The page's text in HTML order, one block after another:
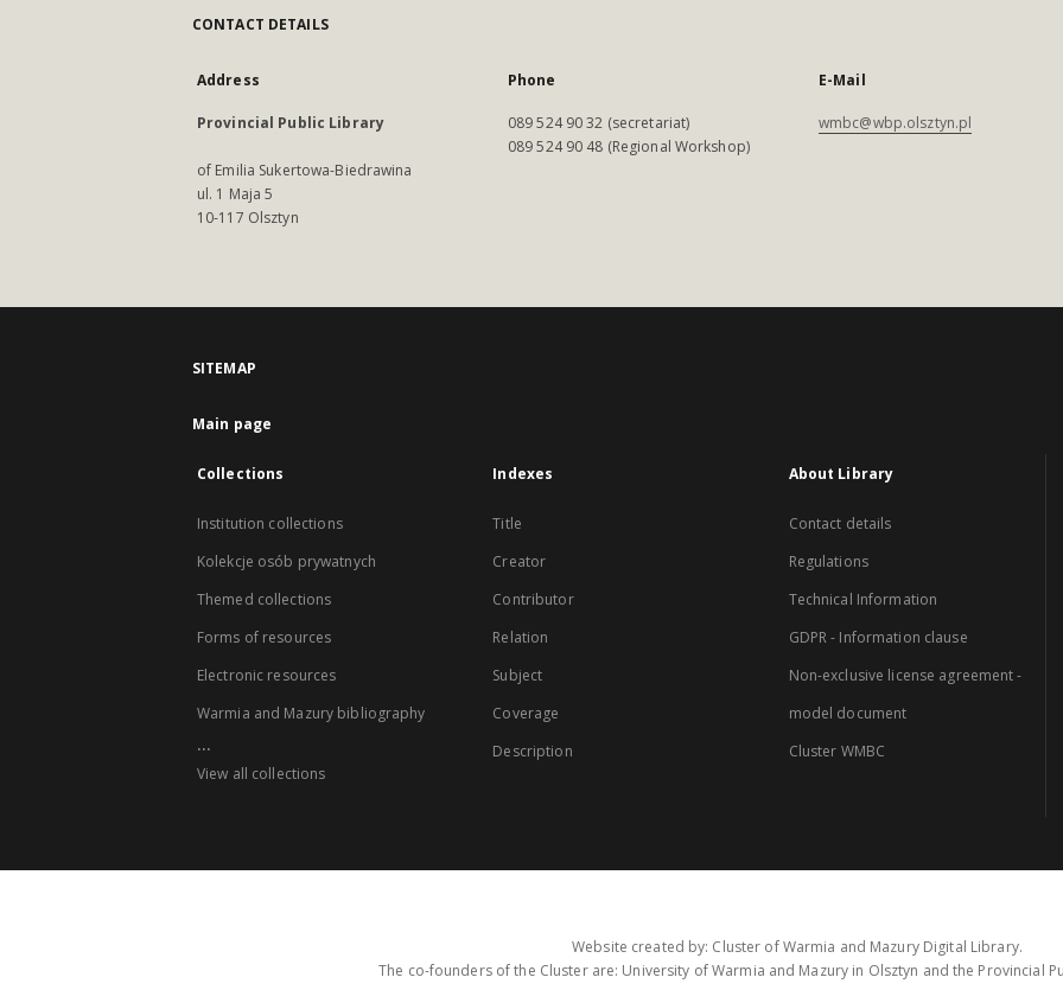
CONTACT DETAILS
Address
Provincial Public Library
of Emilia Sukertowa-Biedrawina
ul. 1 Maja 5
10-117 Olsztyn
Phone
089 524 90 32 (secretariat)
089 524 90 48 (Regional Workshop)
E-Mail
wmbc@wbp.olsztyn.pl
SITEMAP
Main page
Collections
Institution collections
Kolekcje osób prywatnych
Themed collections
Forms of resources
Electronic resources
Warmia and Mazury bibliography
...
View all collections
Indexes
Title
Creator
Contributor
Relation
Subject
Coverage
Description
About Library
Contact details
Regulations
Technical Information
GDPR - Information clause
Non-exclusive license agreement -
model document
Cluster WMBC
Website created by: Cluster of Warmia and Mazury Digital Library.
The co-founders of the Cluster are: University of Warmia and Mazury in Olsztyn and the Provincial